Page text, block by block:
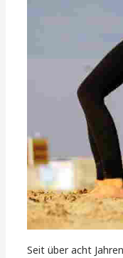
Seit über acht